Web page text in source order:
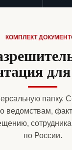
КОМПЛЕКТ
папку.
ведомствам,
по России.